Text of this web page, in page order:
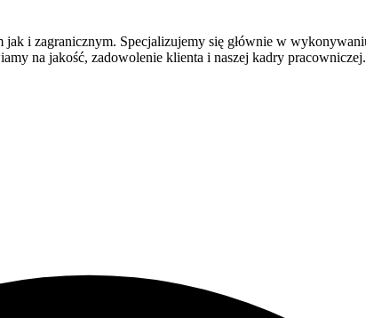
i zagranicznym. Specjalizujemy się głównie w
na jakość, zadowolenie klienta i naszej kadry